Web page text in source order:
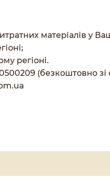
матеріалів у
регіоні.
(безкоштовно зі